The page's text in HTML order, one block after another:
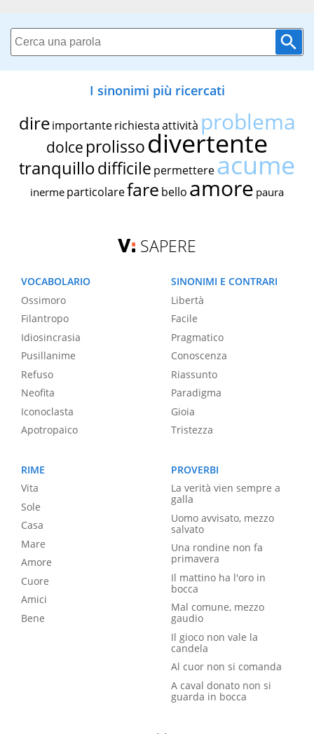
I sinonimi più ricercati
dire importante richiestaattività problema
dolce prolissodivertente
tranquillodifficile permettereacume
inerme particolarefare bello amore paura
SAPERE
VOCABOLARIO
Ossimoro
Filantropo
Idiosincrasia
Pusillanime
Refuso
Neofita
Iconoclasta
Apotropaico
SINONIMI E CONTRARI
Libertà
Facile
Pragmatico
Conoscenza
Riassunto
Paradigma
Gioia
Tristezza
RIME
Vita
Sole
Casa
Mare
Amore
Cuore
Amici
Bene
PROVERBI
La verità vien sempre a
galla
Uomo avvisato, mezzo
salvato
Una rondine non fa
primavera
Il mattino ha l'oro in
bocca
Mal comune, mezzo
gaudio
Il gioco non vale la
candela
Al cuor non si comanda
A caval donato non si
guarda in bocca